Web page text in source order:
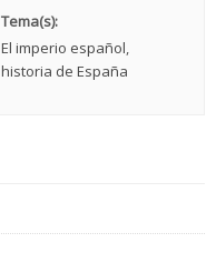
Tema(s):
El imperio español
historia de España